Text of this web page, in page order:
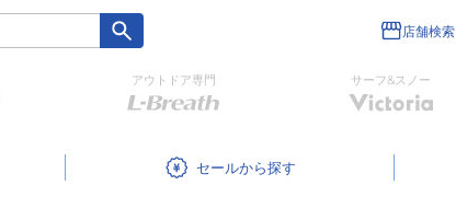
店舗検索
アウトドア専門 サーフ&スノー
セール